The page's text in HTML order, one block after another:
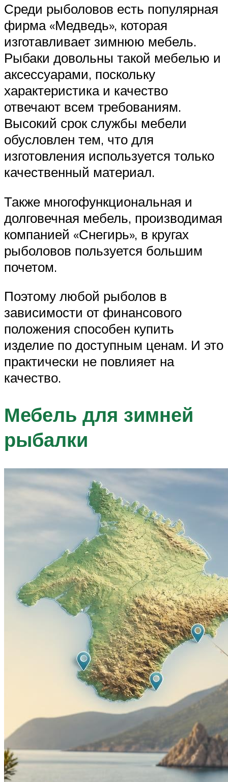
Среди рыболовов есть популярная
фирма «Медведь», которая
изготавливает зимнюю мебель.
Рыбаки довольны такой мебелью и
аксессуарами, поскольку
характеристика и качество
отвечают всем требованиям.
Высокий срок службы мебели
обусловлен тем, что для
изготовления используется только
качественный материал.
Также многофункциональная и
долговечная мебель, производимая
компанией «Снегирь», в кругах
рыболовов пользуется большим
почетом.
Поэтому любой рыболов в
зависимости от финансового
положения способен купить
изделие по доступным ценам. И это
практически не повлияет на
качество.
Мебель для зимней
рыбалки